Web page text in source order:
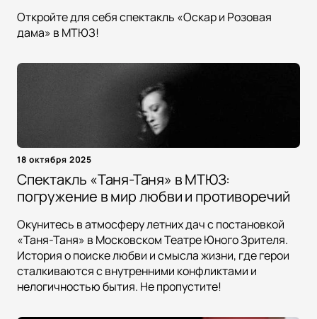
Откройте для себя спектакль «Оскар и Розовая
дама» в МТЮЗ!
18 октября 2025
Спектакль «Таня-Таня» в МТЮЗ:
погружение в мир любви и противоречий
Окунитесь в атмосферу летних дач с постановкой
«Таня-Таня» в Московском Театре Юного Зрителя.
История о поиске любви и смысла жизни, где герои
сталкиваются с внутренними конфликтами и
нелогичностью бытия. Не пропустите!